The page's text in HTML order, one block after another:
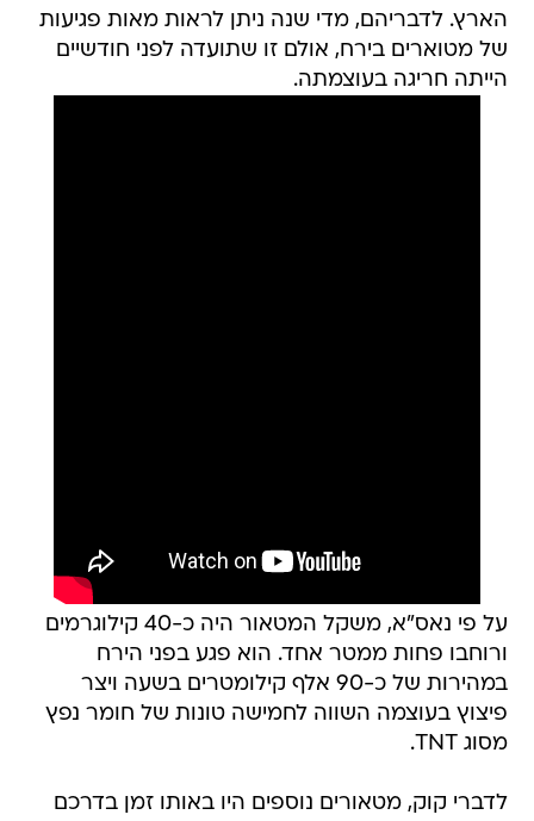
הארץ. לדבריהם, מדי שנה ניתן לראות מאות פגיעות
של מטוארים בירח, אולם זו שתועדה לפני חודשיים
הייתה חריגה בעוצמתה.
על פי נאס"א, משקל המטאור היה כ-40 קילוגרמים
ורוחבו פחות ממטר אחד. הוא פגע בפני הירח
במהירות של כ-90 אלף קילומטרים בשעה ויצר
פיצוץ בעוצמה השווה לחמישה טונות של חומר נפץ
מסוג TNT.
לדברי קוק, מטאורים נוספים היו באותו זמן בדרכם